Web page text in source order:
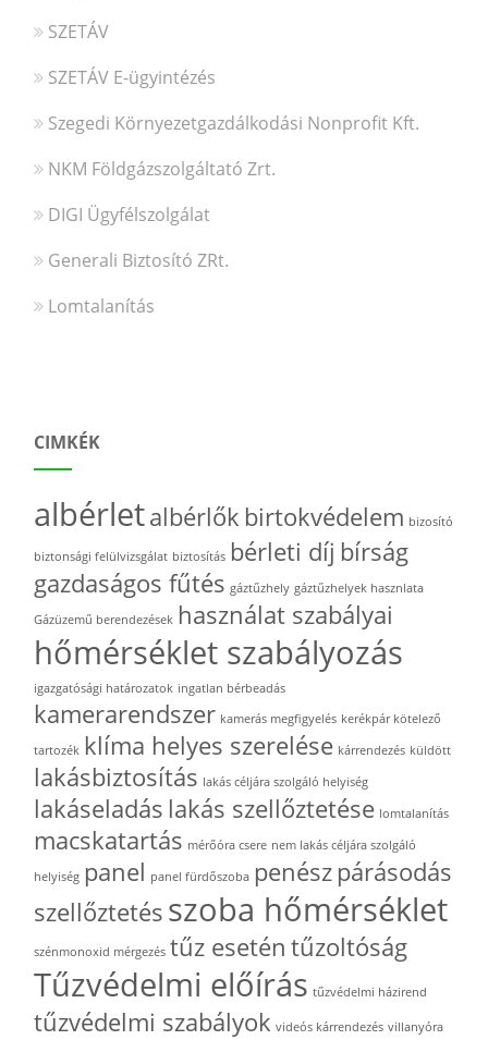
SZETÁV
SZETÁV E-ügyintézés
Szegedi Környezetgazdálkodási Nonprofit Kft.
NKM Földgázszolgáltató Zrt.
DIGI Ügyfélszolgálat
Generali Biztosító ZRt.
Lomtalanítás
CIMKÉK
albérletalbérlők birtokvédelem bizosító
biztonsági felülvizsgálat biztosítás bérleti díj bírság
gazdaságos fűtés gáztűzhely gáztűzhelyek hasznlata
Gázüzemű berendezések használat szabályai
hőmérséklet szabályozás
igazgatósági határozatok ingatlan bérbeadás
kamerarendszer kamerás megfigyelés kerékpár kötelező
tartozék klíma helyes szerelése kárrendezés küldött
lakásbiztosítás lakás céljára szolgáló helyiség
lakáseladás lakás szellőztetése lomtalanítás
macskatartás mérőóra csere nem lakás céljára szolgáló
helyiség panel panel fürdőszoba penész párásodás
szellőztetés szoba hőmérséklet
szénmonoxid mérgezés tűz esetén tűzoltóság
Tűzvédelmi előírás tűzvédelmi házirend
tűzvédelmi szabályok videós kárrendezés villanyóra